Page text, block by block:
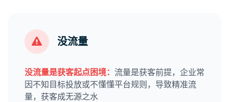
没流量
没流量是获客起点困境： 流量是获客前提，企业常
因不知目标投放或不懂懂平台规则，导致精准流
量，获客成无源之水